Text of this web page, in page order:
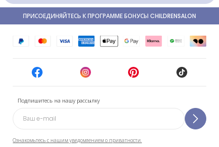
Подпишитесь на нашу рассылку
Ознакомьтесь с нашим уведомлением о приватности.
ПРИСОЕДИНЯЙТЕСЬ К ПРОГРАММЕ БОНУСЫ CHILDRENSALON